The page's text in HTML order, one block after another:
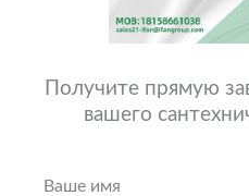
Получите прямую
вашего
Ваше имя